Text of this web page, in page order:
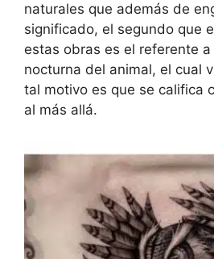
naturales que además de
significado, el segundo que
estas obras es el referente
nocturna del animal, el cual
tal motivo es que se califica
al más allá.